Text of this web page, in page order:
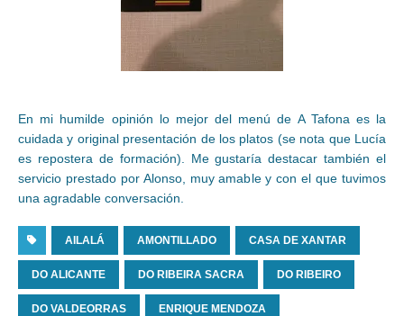
En mi humilde opinión lo mejor del menú de A Tafona es la
cuidada y original presentación de los platos (se nota que Lucía
es repostera de formación). Me gustaría destacar también el
servicio prestado por Alonso, muy amable y con el que tuvimos
una agradable conversación.
AILALÁ AMONTILLADO CASA DE XANTAR
DO ALICANTE DO RIBEIRA SACRA DO RIBEIRO
DO VALDEORRAS ENRIQUE MENDOZA